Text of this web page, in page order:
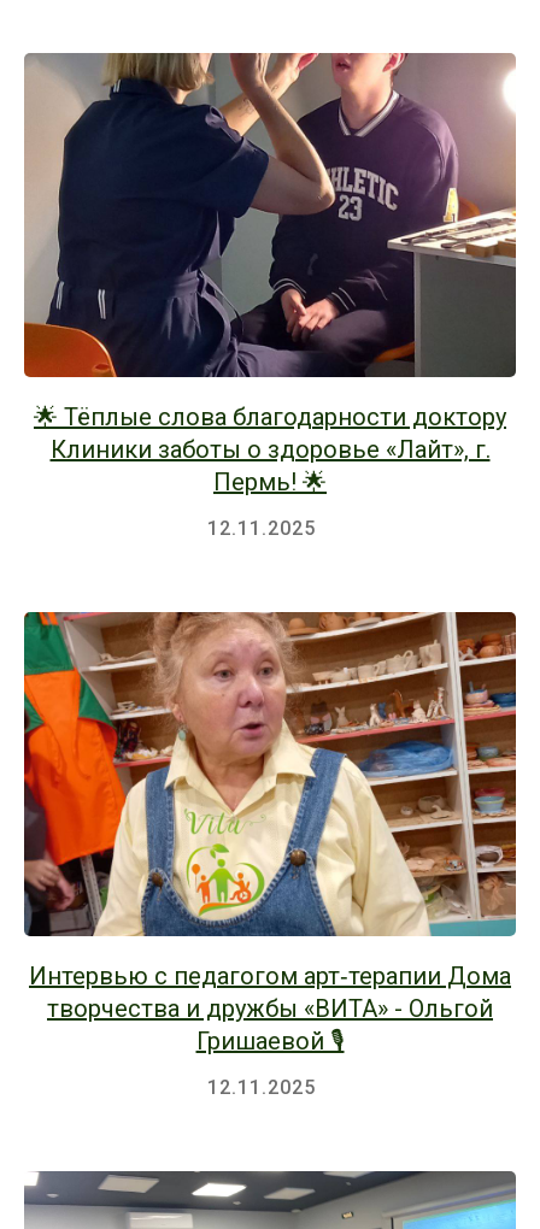
🌟 Тёплые слова благодарности доктору
Клиники заботы о здоровье «Лайт», г.
Пермь! 🌟
12.11.2025
Интервью с педагогом арт‑терапии Дома
творчества и дружбы «ВИТА» - Ольгой
Гришаевой 🎙️
12.11.2025